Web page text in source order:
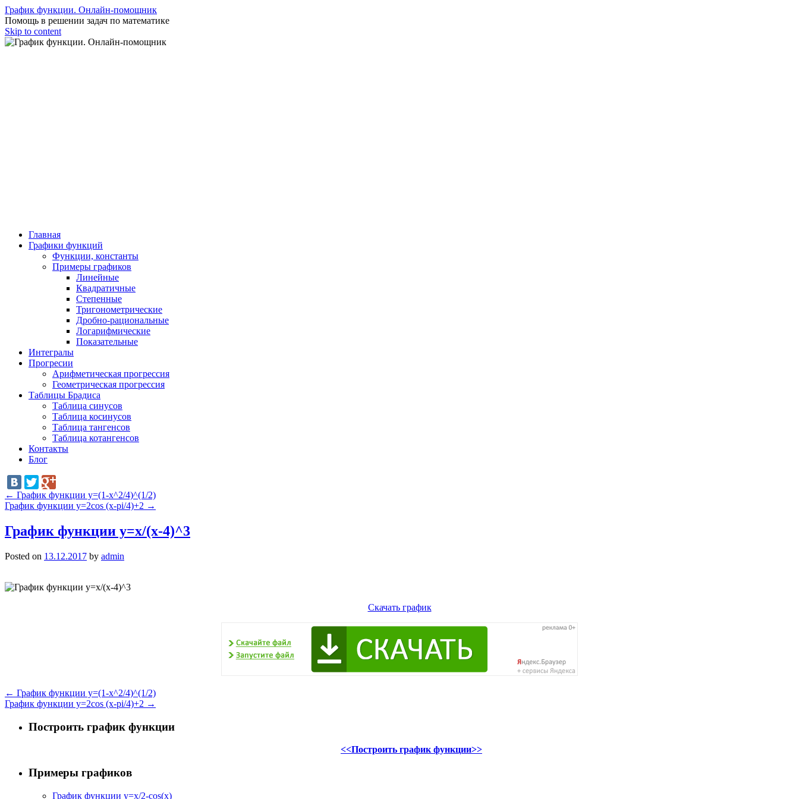
График функции. Онлайн-помощник
Помощь в решении задач по математике
Skip to content
Главная
Графики функций
Функции, константы
Примеры графиков
Линейные
Квадратичные
Степенные
Тригонометрические
Дробно-рациональные
Логарифмические
Показательные
Интегралы
Прогресии
Арифметическая прогрессия
Геометрическая прогрессия
Таблицы Брадиса
Таблица синусов
Таблица косинусов
Таблица тангенсов
Таблица котангенсов
Контакты
Блог
← График функции y=(1-x^2/4)^(1/2)
График функции y=2cos (x-pi/4)+2 →
График функции y=x/(x-4)^3
Posted on 13.12.2017 by admin
Скачать график
← График функции y=(1-x^2/4)^(1/2)
График функции y=2cos (x-pi/4)+2 →
Построить график функции
<<Построить график функции>>
Примеры графиков
График функции y=x/2-cos(x)